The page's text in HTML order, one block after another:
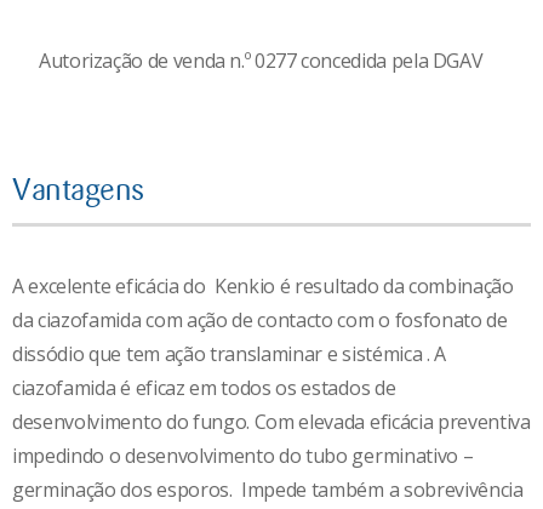
Autorização de venda n.º 0277 concedida pela DGAV
Vantagens
A excelente eficácia do Kenkio é resultado da combinação
da ciazofamida com ação de contacto com o fosfonato de
dissódio que tem ação translaminar e sistémica . A
ciazofamida é eficaz em todos os estados de
desenvolvimento do fungo. Com elevada eficácia preventiva
impedindo o desenvolvimento do tubo germinativo –
germinação dos esporos. Impede também a sobrevivência